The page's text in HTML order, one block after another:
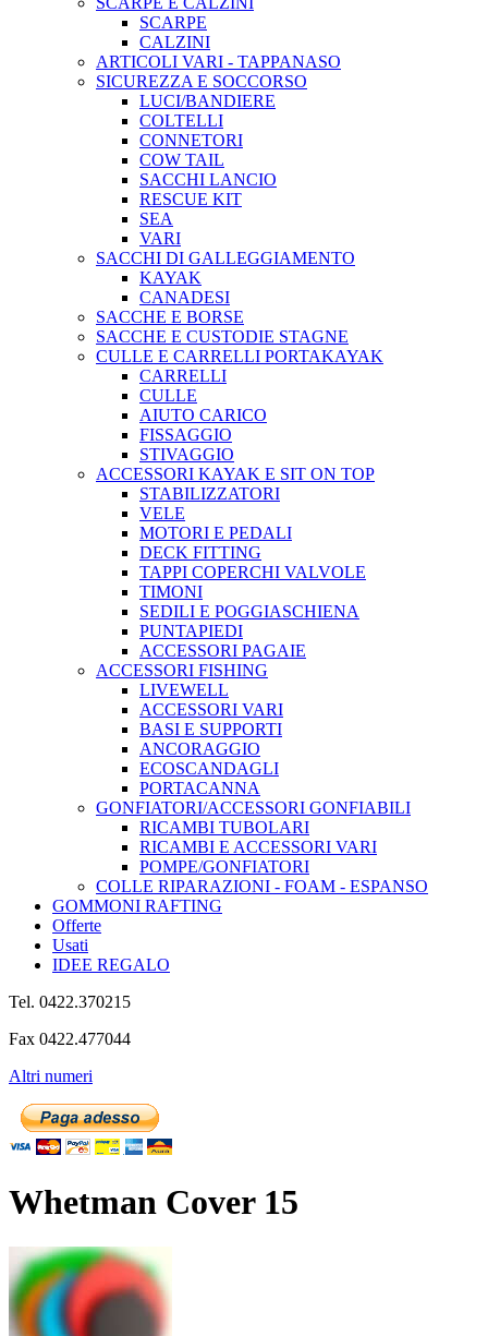
SCARPE
CALZINI
ARTICOLI VARI - TAPPANASO
SICUREZZA E SOCCORSO
LUCI/BANDIERE
COLTELLI
CONNETORI
COW TAIL
SACCHI LANCIO
RESCUE KIT
SEA
VARI
SACCHI DI GALLEGGIAMENTO
KAYAK
CANADESI
SACCHE E BORSE
SACCHE E CUSTODIE STAGNE
CULLE E CARRELLI PORTAKAYAK
CARRELLI
CULLE
AIUTO CARICO
FISSAGGIO
STIVAGGIO
ACCESSORI KAYAK E SIT ON TOP
STABILIZZATORI
VELE
MOTORI E PEDALI
DECK FITTING
TAPPI COPERCHI VALVOLE
TIMONI
SEDILI E POGGIASCHIENA
PUNTAPIEDI
ACCESSORI PAGAIE
ACCESSORI FISHING
LIVEWELL
ACCESSORI VARI
BASI E SUPPORTI
ANCORAGGIO
ECOSCANDAGLI
PORTACANNA
GONFIATORI/ACCESSORI GONFIABILI
RICAMBI TUBOLARI
RICAMBI E ACCESSORI VARI
POMPE/GONFIATORI
COLLE RIPARAZIONI - FOAM - ESPANSO
GOMMONI RAFTING
Offerte
Usati
IDEE REGALO
Tel. 0422.370215
Fax 0422.477044
Altri numeri
Whetman Cover 15